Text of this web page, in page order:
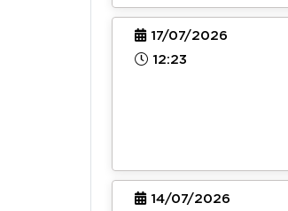
17/07/2026
12:23
14/07/2026